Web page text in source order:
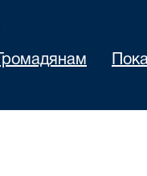
Громадянам